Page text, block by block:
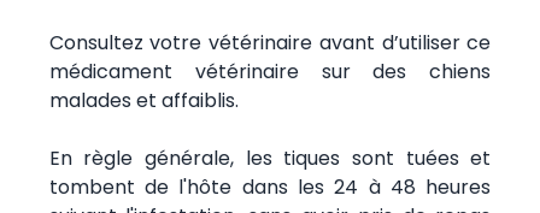
Consultez votre vétérinaire avant d’utiliser ce
médicament vétérinaire sur des chiens
malades et affaiblis.
En règle générale, les tiques sont tuées et
tombent de l'hôte dans les 24 à 48 heures